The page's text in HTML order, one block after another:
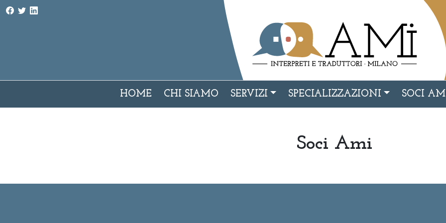
HOME CHI SIAMO SERVIZI SPECIALIZZAZIONI SOCI
Soci Ami